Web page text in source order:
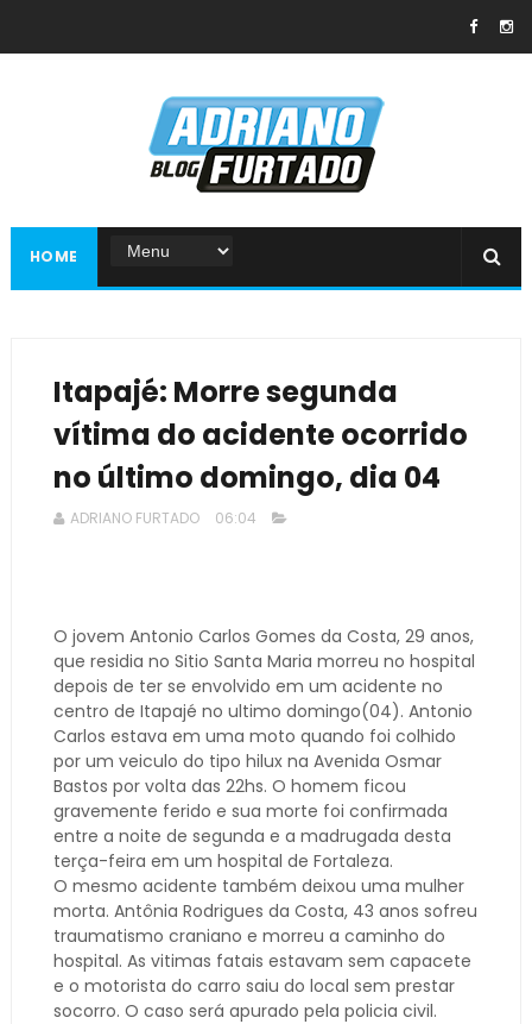
HOME
Itapajé: Morre segunda
vítima do acidente ocorrido
no último domingo, dia 04
ADRIANO FURTADO 06:04
O jovem Antonio Carlos Gomes da Costa, 29 anos,
que residia no Sitio Santa Maria morreu no hospital
depois de ter se envolvido em um acidente no
centro de Itapajé no ultimo domingo(04). Antonio
Carlos estava em uma moto quando foi colhido
por um veiculo do tipo hilux na Avenida Osmar
Bastos por volta das 22hs. O homem ficou
gravemente ferido e sua morte foi confirmada
entre a noite de segunda e a madrugada desta
terça-feira em um hospital de Fortaleza.
O mesmo acidente também deixou uma mulher
morta. Antônia Rodrigues da Costa, 43 anos sofreu
traumatismo craniano e morreu a caminho do
hospital. As vitimas fatais estavam sem capacete
e o motorista do carro saiu do local sem prestar
socorro. O caso será apurado pela policia civil.